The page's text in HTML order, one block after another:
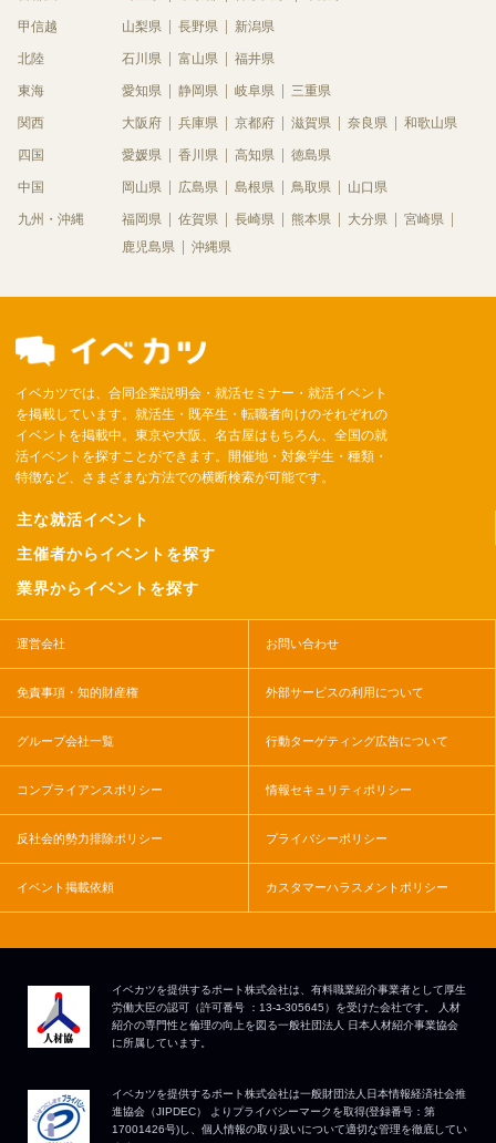
甲信越 山梨県 長野県 新潟県
北陸 石川県 富山県 福井県
東海 愛知県 静岡県 岐阜県 三重県
関西 大阪府 兵庫県 京都府 滋賀県 奈良県 和歌山県
四国 愛媛県 香川県 高知県 徳島県
中国 岡山県 広島県 島根県 鳥取県 山口県
九州・沖縄 福岡県 佐賀県 長崎県 熊本県 大分県
宮崎県
鹿児島県
沖縄県
イベカツでは、合同企業説明会・就活セミナー・就活イベント
を掲載しています。就活生・既卒生・転職者向けのそれぞれの
イベントを掲載中。東京や大阪、名古屋はもちろん、全国の就
活イベントを探すことができます。開催地・対象学生・種類・
特徴など、さまざまな方法での横断検索が可能です。
主な就活イベント
主催者からイベントを探す
業界からイベントを探す
運営会社 お問い合わせ
免責事項・知的財産権 外部サービスの利用について
グループ会社一覧 行動ターゲティング広告について
コンプライアンスポリシー 情報セキュリティポリシー
反社会的勢力排除ポリシー プライバシーポリシー
イベント掲載依頼 カスタマーハラスメントポリシー